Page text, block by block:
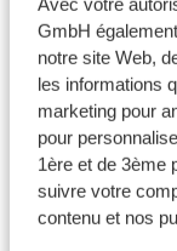
Avec votre
GmbH
notre site Web,
les informations
marketing pour
pour
1ère et de 3ème
suivre votre
contenu et nos